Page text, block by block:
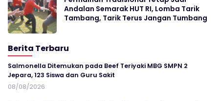
Andalan Semarak HUT RI, Lomba Tarik
Tambang, Tarik Terus Jangan Tumbang
Berita Terbaru
Salmonella Ditemukan pada Beef Teriyaki MBG SMPN 2
Jepara, 123 Siswa dan Guru Sakit
08/08/2026